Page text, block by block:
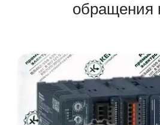
обращения